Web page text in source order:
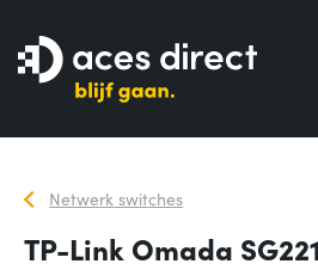
Netwerk switches
TP-Link Omada